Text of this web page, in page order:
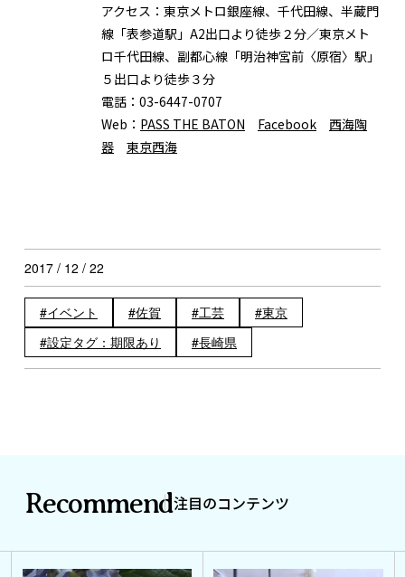
アクセス： 東京メトロ銀座線、千代田線、半蔵門
線「表参道駅」A2出口より徒歩２分／東京メト
ロ千代田線、副都心線「明治神宮前〈原宿〉駅」
５出口より徒歩３分
電話： 03-6447-0707
Web： PASS THE BATON Facebook
西海陶
器
東京西海
2017 / 12 / 22
イベント 佐賀 工芸
東京
設定タグ：期限あり
長崎県
Recommend注目のコンテンツ